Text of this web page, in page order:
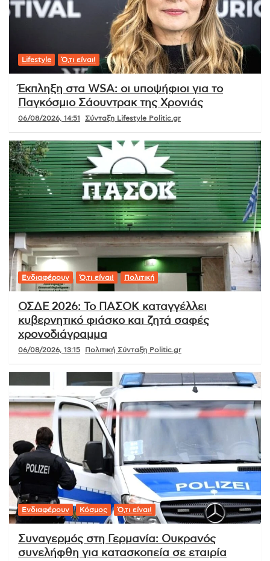
Lifestyle Ό,τι είναι!
Έκπληξη στα WSA: οι υποψήφιοι για το
Παγκόσμιο Σάουντρακ της Χρονιάς
06/08/2026, 14:51 Σύνταξη Lifestyle Politic.gr
Ενδιαφέρουν Ό,τι είναι! Πολιτική
ΟΣΔΕ 2026: Το ΠΑΣΟΚ καταγγέλλει
κυβερνητικό φιάσκο και ζητά σαφές
χρονοδιάγραμμα
06/08/2026, 13:15 Πολιτική Σύνταξη Politic.gr
Ενδιαφέρουν Κόσμος Ό,τι είναι!
Συναγερμός στη Γερμανία: Ουκρανός
συνελήφθη για κατασκοπεία σε εταιρία